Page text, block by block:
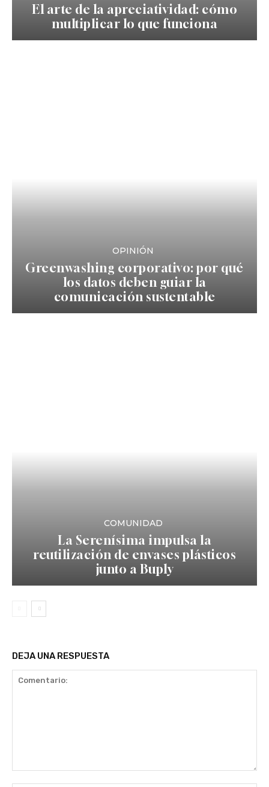
El arte de la apreciatividad: cómo
multiplicar lo que funciona
OPINIÓN
Greenwashing corporativo: por qué
los datos deben guiar la
comunicación sustentable
COMUNIDAD
La Serenísima impulsa la
reutilización de envases plásticos
junto a Buply
DEJA UNA RESPUESTA